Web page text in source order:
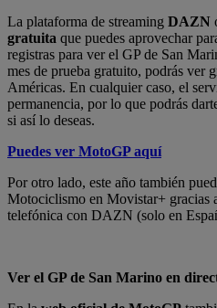
La plataforma de streaming DAZN
gratuita que puedes aprovechar
registras para ver el GP de San
mes de prueba gratuito, podrás ver
Américas. En cualquier caso, el
permanencia, por lo que podrás
si así lo deseas.
Puedes ver MotoGP aquí
Por otro lado, este año también
Motociclismo en Movistar+ gracias
telefónica con DAZN (solo en
Ver el GP de San Marino en